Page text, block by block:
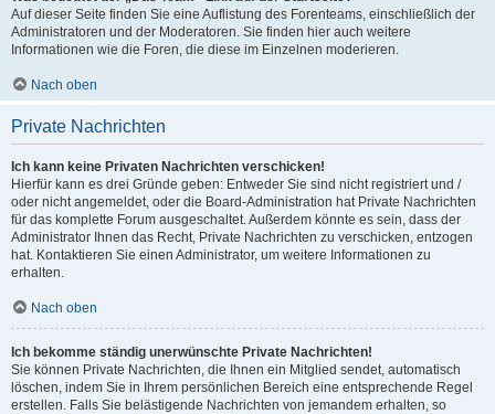
Auf dieser Seite finden Sie eine Auflistung des Forenteams, einschließlich der
Administratoren und der Moderatoren. Sie finden hier auch weitere
Informationen wie die Foren, die diese im Einzelnen moderieren.
Nach oben
Private Nachrichten
Ich kann keine Privaten Nachrichten verschicken!
Hierfür kann es drei Gründe geben: Entweder Sie sind nicht registriert und /
oder nicht angemeldet, oder die Board-Administration hat Private Nachrichten
für das komplette Forum ausgeschaltet. Außerdem könnte es sein, dass der
Administrator Ihnen das Recht, Private Nachrichten zu verschicken, entzogen
hat. Kontaktieren Sie einen Administrator, um weitere Informationen zu
erhalten.
Nach oben
Ich bekomme ständig unerwünschte Private Nachrichten!
Sie können Private Nachrichten, die Ihnen ein Mitglied sendet, automatisch
löschen, indem Sie in Ihrem persönlichen Bereich eine entsprechende Regel
erstellen. Falls Sie belästigende Nachrichten von jemandem erhalten, so